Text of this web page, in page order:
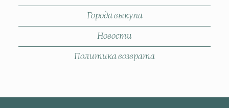
Города выкупа
Новости
Политика возврата